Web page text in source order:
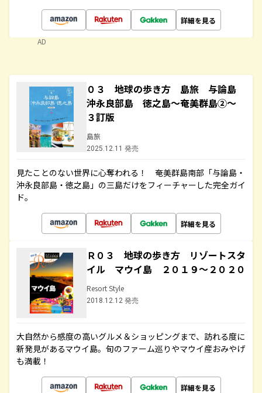
詳細を見る
AD
０３ 地球の歩き方 島旅 与論島
沖永良部島 徳之島～奄美群島②～
３訂版
島旅
2025.12.11 発売
見たことのない世界に心奪われる！ 奄美群島南部「与論島・
沖永良部島・徳之島」の三島だけをフィーチャーした完全ガイ
ド。
詳細を見る
Ｒ０３ 地球の歩き方 リゾートスタ
イル マウイ島 ２０１９～２０２０
Resort Style
2018.12.12 発売
大自然から感度の高いグルメ＆ショッピングまで、訪れる度に
新発見があるマウイ島。旬のファーム巡りやマウイ産おみやげ
も満載！
詳細を見る